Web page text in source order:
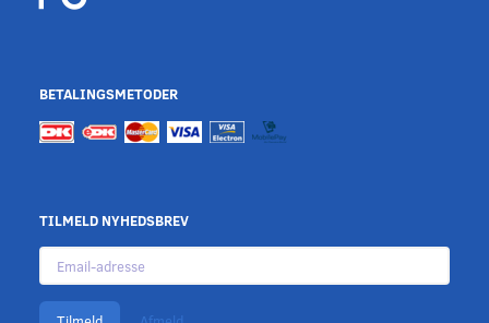
BETALINGSMETODER
TILMELD NYHEDSBREV
Email-
adresse